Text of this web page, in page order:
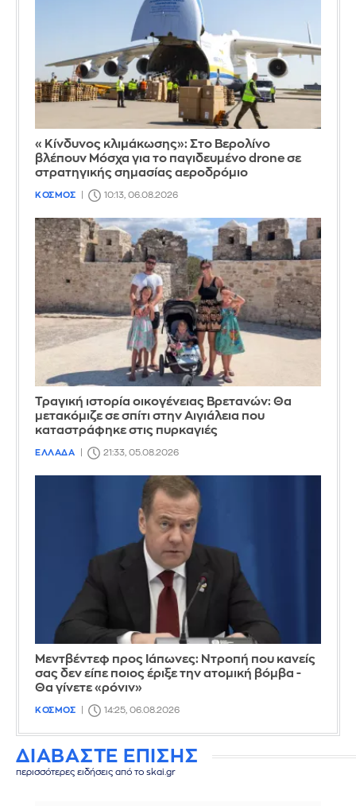
«Κίνδυνος κλιμάκωσης»: Στο Βερολίνο
βλέπουν Μόσχα για το παγιδευμένο drone σε
στρατηγικής σημασίας αεροδρόμιο
ΚΟΣΜΟΣ 10:13, 06.08.2026
Τραγική ιστορία οικογένειας Βρετανών: Θα
μετακόμιζε σε σπίτι στην Αιγιάλεια που
καταστράφηκε στις πυρκαγιές
ΕΛΛΑΔΑ 21:33, 05.08.2026
Μεντβέντεφ προς Ιάπωνες: Ντροπή που κανείς
σας δεν είπε ποιος έριξε την ατομική βόμβα -
Θα γίνετε «ρόνιν»
ΚΟΣΜΟΣ 14:25, 06.08.2026
ΔΙΑΒΑΣΤΕ ΕΠΙΣΗΣ
περισσότερες ειδήσεις από το skai.gr